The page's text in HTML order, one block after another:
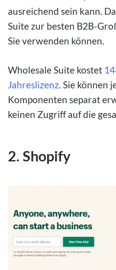
ausreichend sein kann.
Suite zur besten B2B-
Sie verwenden können.
Wholesale Suite kostet
Jahreslizenz. Sie können
Komponenten separat
keinen Zugriff auf die
2. Shopify